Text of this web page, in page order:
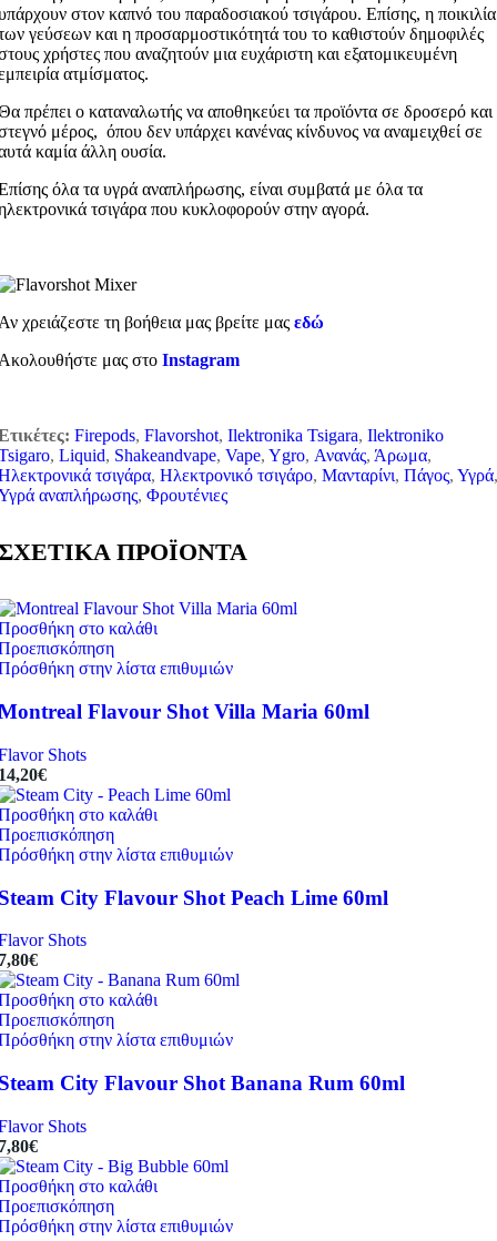
στον καπνό του παραδοσιακού τσιγάρου. Επίσης, η ποικιλία
γεύσεων και η προσαρμοστικότητά του το καθιστούν δημοφιλές
χρήστες που αναζητούν μια ευχάριστη και εξατομικευμένη
ατμίσματος.
πρέπει ο καταναλωτής να αποθηκεύει τα προϊόντα σε δροσερό και
μέρος, όπου δεν υπάρχει κανένας κίνδυνος να αναμειχθεί σε
καμία άλλη ουσία.
όλα τα υγρά αναπλήρωσης, είναι συμβατά με όλα τα
τσιγάρα που κυκλοφορούν στην αγορά.
χρειάζεστε τη βοήθεια μας βρείτε μας εδώ
μας στο Instagram
Firepods, Flavorshot, Ilektronika Tsigara, Ilektroniko
, Liquid, Shakeandvape, Vape, Ygro, Ανανάς, Άρωμα,
τσιγάρα, Ηλεκτρονικό τσιγάρο, Μανταρίνι, Πάγος, Υγρά,
αναπλήρωσης, Φρουτένιες
ΠΡΟΪΟΝΤΑ
στο καλάθι
στην λίστα επιθυμιών
Flavour Shot Villa Maria 60ml
Shots
€
στο καλάθι
στην λίστα επιθυμιών
City Flavour Shot Peach Lime 60ml
Shots
€
στο καλάθι
στην λίστα επιθυμιών
City Flavour Shot Banana Rum 60ml
Shots
€
στο καλάθι
στην λίστα επιθυμιών